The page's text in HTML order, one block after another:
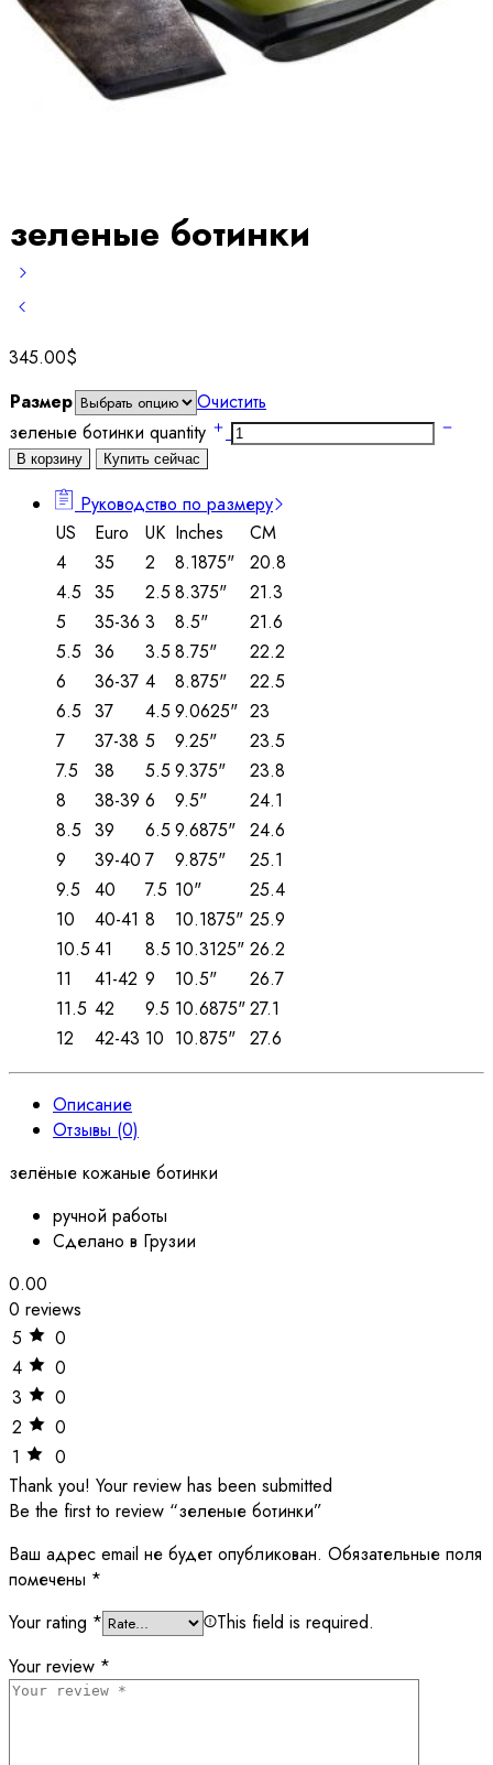
зеленые ботинки
345.00$
Размер
Очистить
зеленые ботинки quantity
В корзину Купить сейчас
Руководство по размеру
US
Euro UK Inches
CM
4
35 2 8.1875"
20.8
4.5 35 2.5 8.375"
21.3
5
35-36 3 8.5"
21.6
5.5 36 3.5 8.75"
22.2
6
36-37 4 8.875"
22.5
6.5 37 4.5 9.0625" 23
7
37-38 5 9.25"
23.5
7.5
38 5.5 9.375"
23.8
8
38-39 6 9.5"
24.1
8.5 39 6.5 9.6875" 24.6
9
39-40 7 9.875"
25.1
9.5
40 7.5 10"
25.4
10
40-41 8 10.1875" 25.9
10.5 41 8.5 10.3125" 26.2
11
41-42 9 10.5"
26.7
11.5 42 9.5 10.6875"27.1
12
42-43 10 10.875" 27.6
Описание
Отзывы (0)
зелёные кожаные ботинки
ручной работы
Сделано в Грузии
0.00
0 reviews
5
0
4
0
3
0
2
0
1
0
Thank you! Your review has been submitted
Be the first to review “зеленые ботинки”
Ваш адрес email не будет опубликован. Обязательные поля
помечены *
Your rating *
This field is required.
Your review *